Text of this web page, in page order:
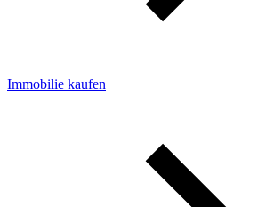
Immobilie kaufen